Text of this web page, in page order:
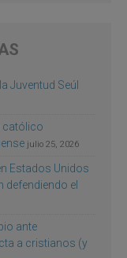
Juventud Seúl
católico
julio 25, 2026
Estados Unidos
defendiendo el
ante
a cristianos (y